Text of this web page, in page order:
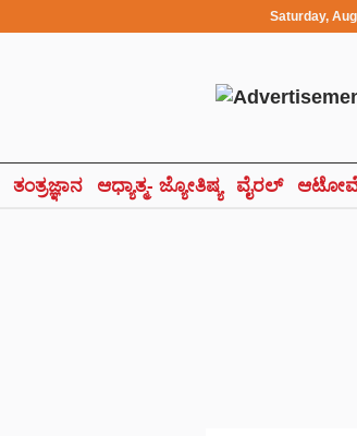
Saturday,
ತಂತ್ರಜ್ಞಾನ ಆಧ್ಯಾತ್ಮ- ಜ್ಯೋತಿಷ್ಯ ವೈರಲ್